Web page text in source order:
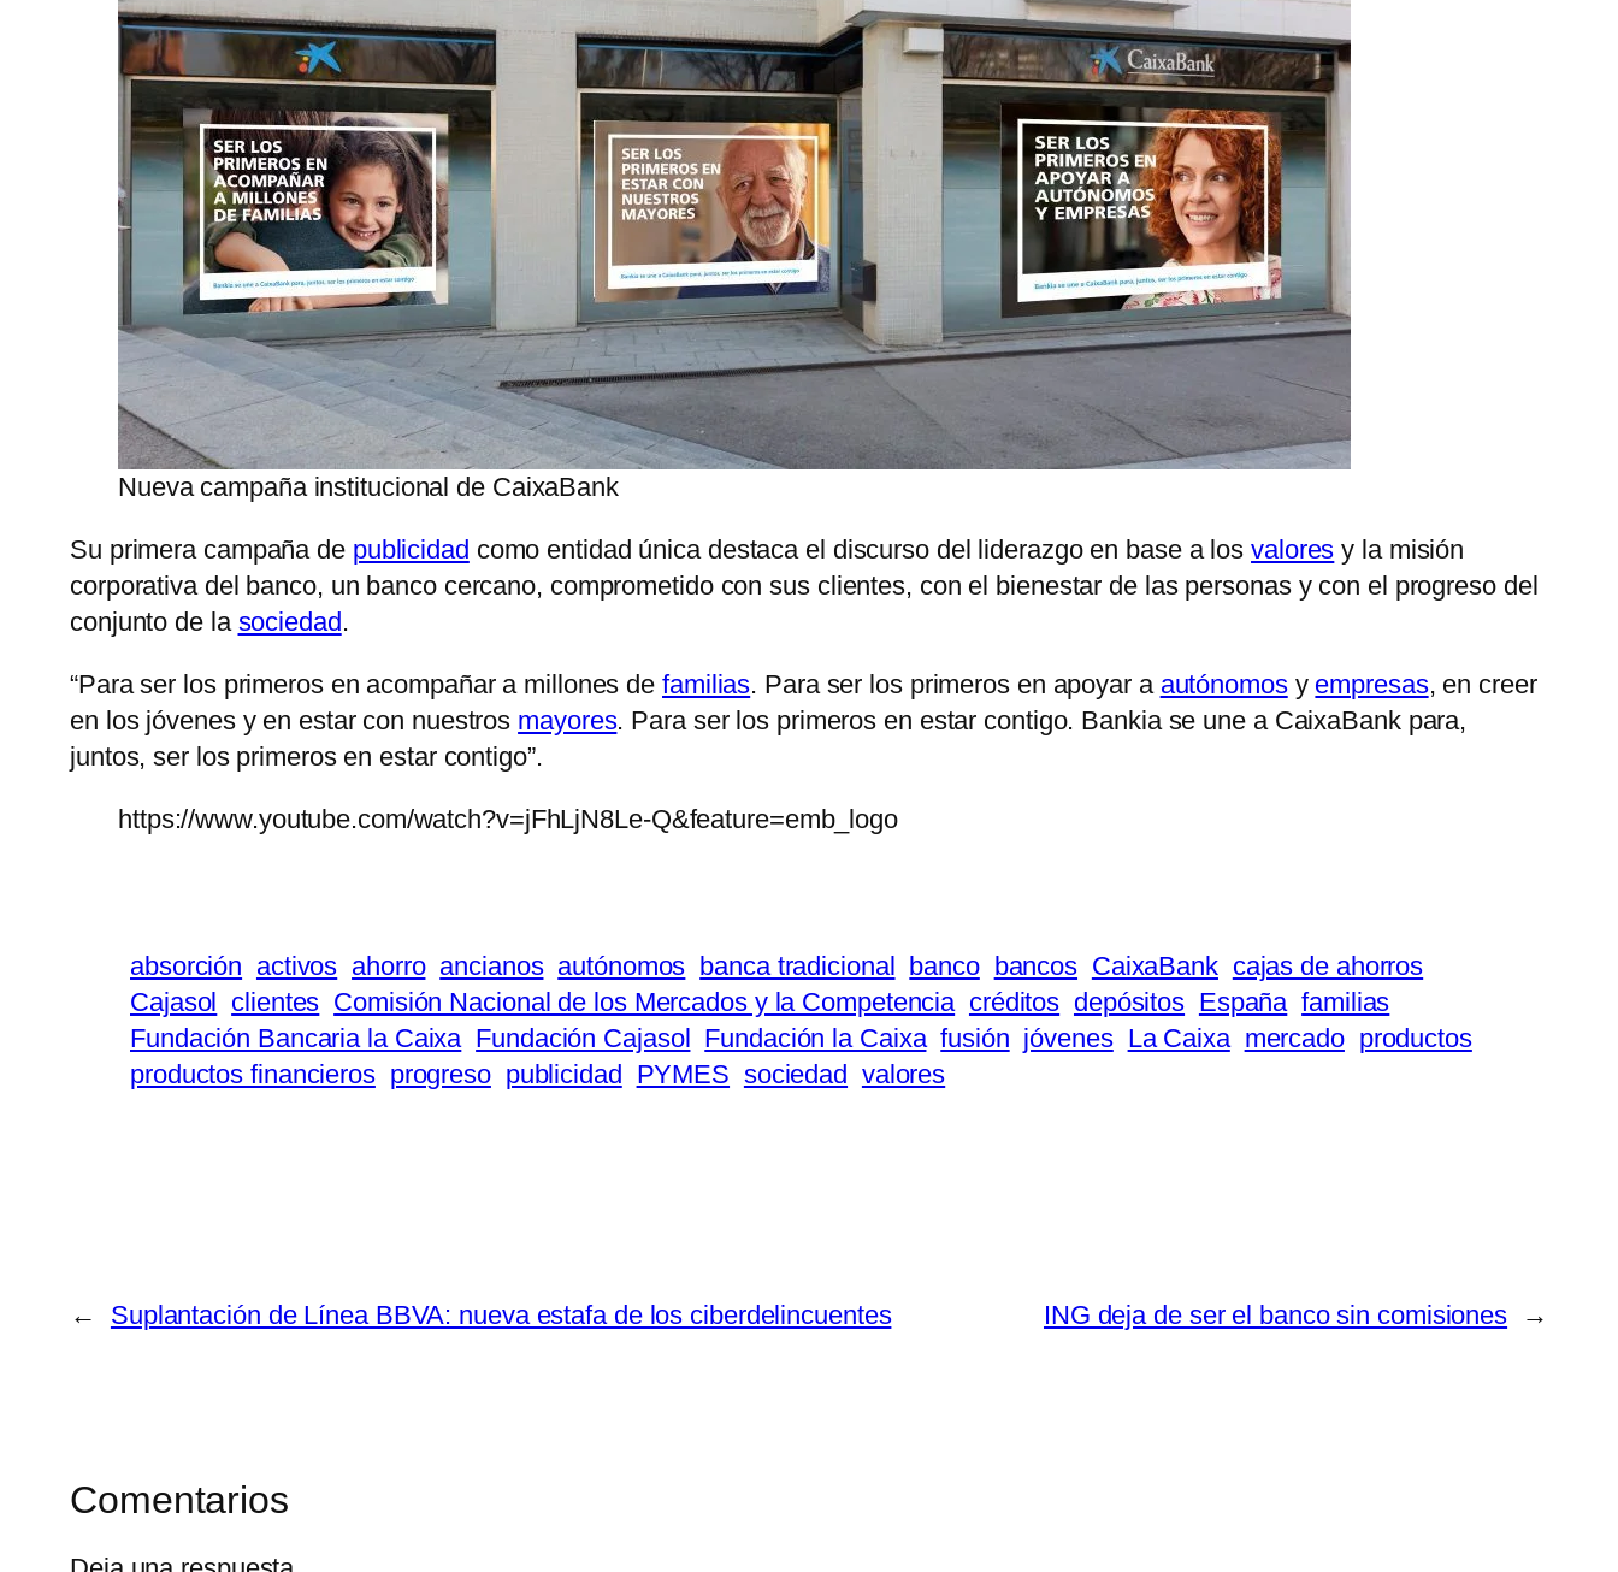
Nueva campaña institucional de CaixaBank
Su primera campaña de publicidad como entidad única destaca el discurso del liderazgo en base a losvalores y la misión
corporativa del banco, un banco cercano, comprometido con sus clientes, con el bienestar de las personas y con el progreso del
conjunto de la sociedad.
“Para ser los primeros en acompañar a millones de familias. Para ser los primeros en apoyar a autónomosy empresas, en creer
en los jóvenes y en estar con nuestros mayores. Para ser los primeros en estar contigo. Bankia se une a CaixaBank para,
juntos, ser los primeros en estar contigo”.
https://www.youtube.com/watch?v=jFhLjN8Le-Q&feature=emb_logo
absorción activos ahorro ancianos autónomos banca tradicional banco bancos CaixaBank cajas de ahorros
Cajasol clientes Comisión Nacional de los Mercados y la Competencia créditos depósitos España familias
Fundación Bancaria la Caixa Fundación Cajasol Fundación la Caixa fusión jóvenes La Caixa mercado productos
productos financieros progreso publicidad PYMES sociedad valores
← Suplantación de Línea BBVA: nueva estafa de los ciberdelincuentes ING deja de ser el banco sin comisiones →
Comentarios